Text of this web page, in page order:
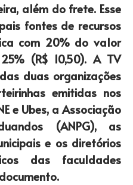
além do frete. Esse
fontes de recursos
com 20% do valor
(R$ 10,50). A TV
duas organizações
emitidas nos
e Ubes, a Associação
(ANPG), as
e os diretórios
das faculdades